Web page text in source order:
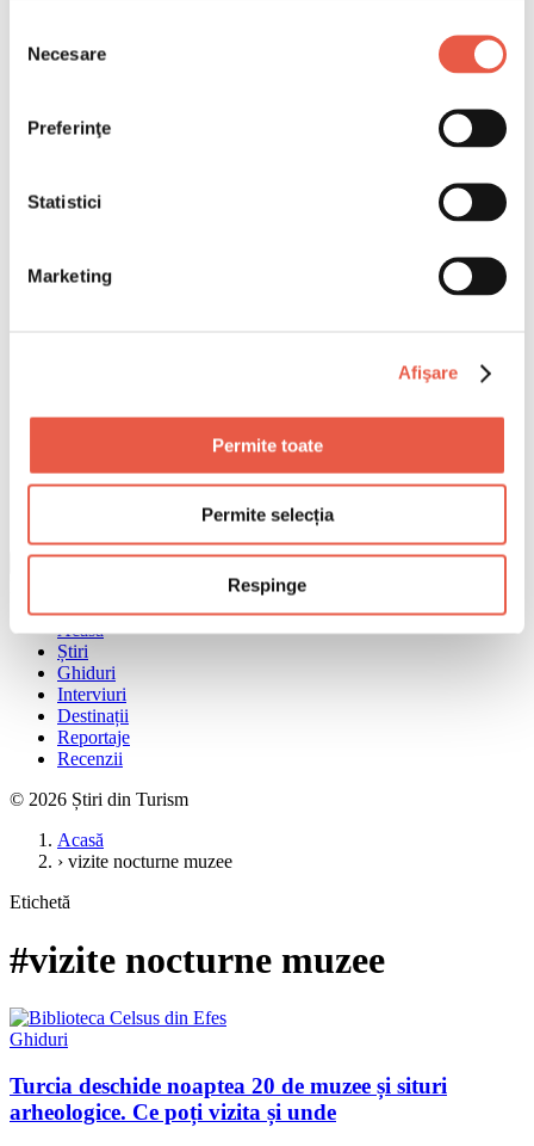
consimțământului
Necesare
Preferinţe
Statistici
Marketing
Afişare
Permite toate
Permite selecția
Respinge
Acasă
Știri
Ghiduri
Interviuri
Destinații
Reportaje
Recenzii
© 2026 Știri din Turism
Acasă
› vizite nocturne muzee
Etichetă
#vizite nocturne muzee
Ghiduri
Turcia deschide noaptea 20 de muzee și situri
arheologice. Ce poți vizita și unde